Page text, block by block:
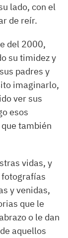
lado, con el
de reír.
del 2000,
su timidez y
padres y
imaginarlo,
ver sus
esos
también
vidas, y
y venidas,
que le
o le dan
aquellos